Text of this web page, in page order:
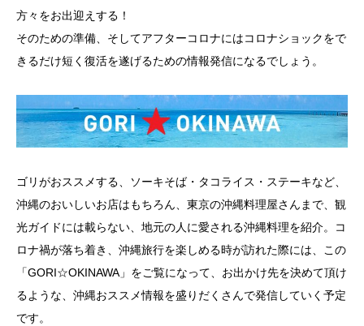
方々をお出迎えする！
そのための準備、そしてアフターコロナにはコロナショックをで
きるだけ短く復活を遂げるための情報発信になるでしょう。
ゴリがおススメする、ソーキそば・タコライス・ステーキなど、
沖縄のおいしいお店はもちろん、東京の沖縄料理屋さんまで、観
光ガイドには載らない、地元の人に愛される沖縄料理を紹介。コ
ロナ禍が落ち着き、沖縄旅行を楽しめる時が訪れた際には、この
「GORI☆OKINAWA」をご覧になって、お出かけ先を決めて頂け
るような、沖縄おススメ情報を盛りだくさんで発信していく予定
です。